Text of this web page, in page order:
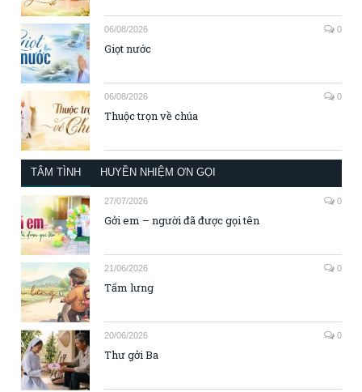
06/08/2026 0
Giọt nước
06/08/2026 0
Thuộc trọn về chúa
TÂM TÌNH HUYỀN NHIỆM ƠN GỌI
27/07/2026 0
Gởi em – người đã được gọi tên
21/06/2026 0
Tấm lưng
20/06/2026 0
Thư gởi Ba